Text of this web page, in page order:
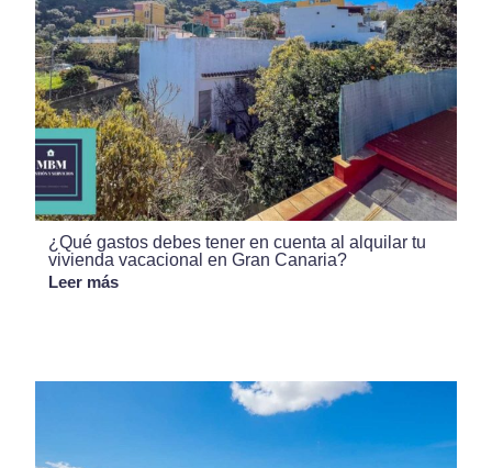
¿Qué gastos debes tener en cuenta al alquilar tu
vivienda vacacional en Gran Canaria?
Leer más